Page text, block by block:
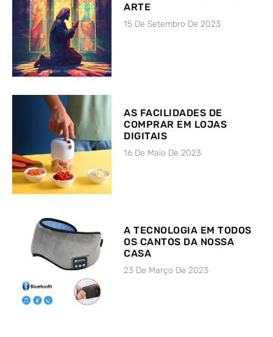
ARTE
15 De Setembro De 2023
AS FACILIDADES DE
COMPRAR EM LOJAS
DIGITAIS
16 De Maio De 2023
A TECNOLOGIA EM TODOS
OS CANTOS DA NOSSA
CASA
23 De Março De 2023